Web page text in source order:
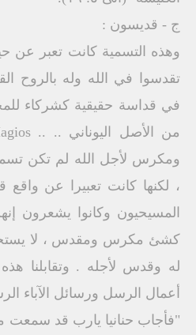
ج - قديسون :
وهذه التسمية كانت تعبر عن
تقدسوا في الله وله بالروح
في قداسة حقيقية كشركاء
ومكرس لأجل الله لم تكن
، لكنها كانت تعبيرا عن
المسيحيون وكانوا يشعرون
كشئ مكرس ومقدس ، لا
له وقدس لأجله . وتقابلنا
أعمال الرسل ورسائل الآباء
"فأجاب حنانيا يارب قد سمعت